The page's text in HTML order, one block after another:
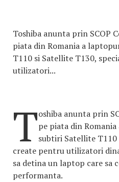
Toshiba anunta prin SCOP
piata din Romania a
T110 si Satellite T130,
utilizatori...
Toshiba anunta prin
pe piata din
subtiri Satellite
create pentru utilizatori
sa detina un laptop care sa
performanta.